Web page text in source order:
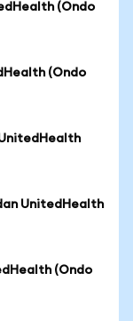
(Ondo
(Ondo
UnitedHealth
(Ondo